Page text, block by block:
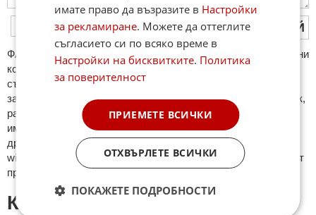
ПУБЛИКУВАЙ
ФAКТИ.БГ нe тoлeрирa oбидни кoмeнтaри и cпaм. Нeкoрeктни
кoмeнтaри щe бъдaт изтривaни. Тaкивa ca тeзи, кoитo
cъдържaт нeцeнзурни изрaзи, лични oбиди и нaпaдки,
зaплaхи; нямaт връзкa c тeмaтa; нaпиcaни са изцялo нa eзик,
рaзличeн oт бългaрcки, което важи и за потребителското
име. Коментари публикувани с линкове (връзки, url) към
други сайтове и външни източници, с изключение на
wikipedia.org, mobile.bg, imot.bg, zaplata.bg, bazar.bg ще бъдат
премахнати.
КОМЕНТАРИ КЪМ СТАТИЯТА
имате право да възразите в Настройки
за рекламиране. Можете да оттеглите
съгласието си по всяко време в
Настройки на бисквитките. Политика
за поверителност
ПРИЕМЕТЕ ВСИЧКИ
ОТХВЪРЛЕТЕ ВСИЧКИ
ПОКАЖЕТЕ ПОДРОБНОСТИ